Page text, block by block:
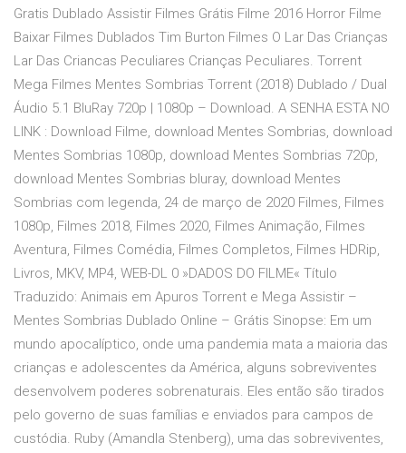
Gratis Dublado Assistir Filmes Grátis Filme 2016 Horror Filme
Baixar Filmes Dublados Tim Burton Filmes O Lar Das Crianças
Lar Das Criancas Peculiares Crianças Peculiares. Torrent
Mega Filmes Mentes Sombrias Torrent (2018) Dublado / Dual
Áudio 5.1 BluRay 720p | 1080p – Download. A SENHA ESTA NO
LINK : Download Filme, download Mentes Sombrias, download
Mentes Sombrias 1080p, download Mentes Sombrias 720p,
download Mentes Sombrias bluray, download Mentes
Sombrias com legenda, 24 de março de 2020 Filmes, Filmes
1080p, Filmes 2018, Filmes 2020, Filmes Animação, Filmes
Aventura, Filmes Comédia, Filmes Completos, Filmes HDRip,
Livros, MKV, MP4, WEB-DL 0 »DADOS DO FILME« Título
Traduzido: Animais em Apuros Torrent e Mega Assistir –
Mentes Sombrias Dublado Online – Grátis Sinopse: Em um
mundo apocalíptico, onde uma pandemia mata a maioria das
crianças e adolescentes da América, alguns sobreviventes
desenvolvem poderes sobrenaturais. Eles então são tirados
pelo governo de suas famílias e enviados para campos de
custódia. Ruby (Amandla Stenberg), uma das sobreviventes,